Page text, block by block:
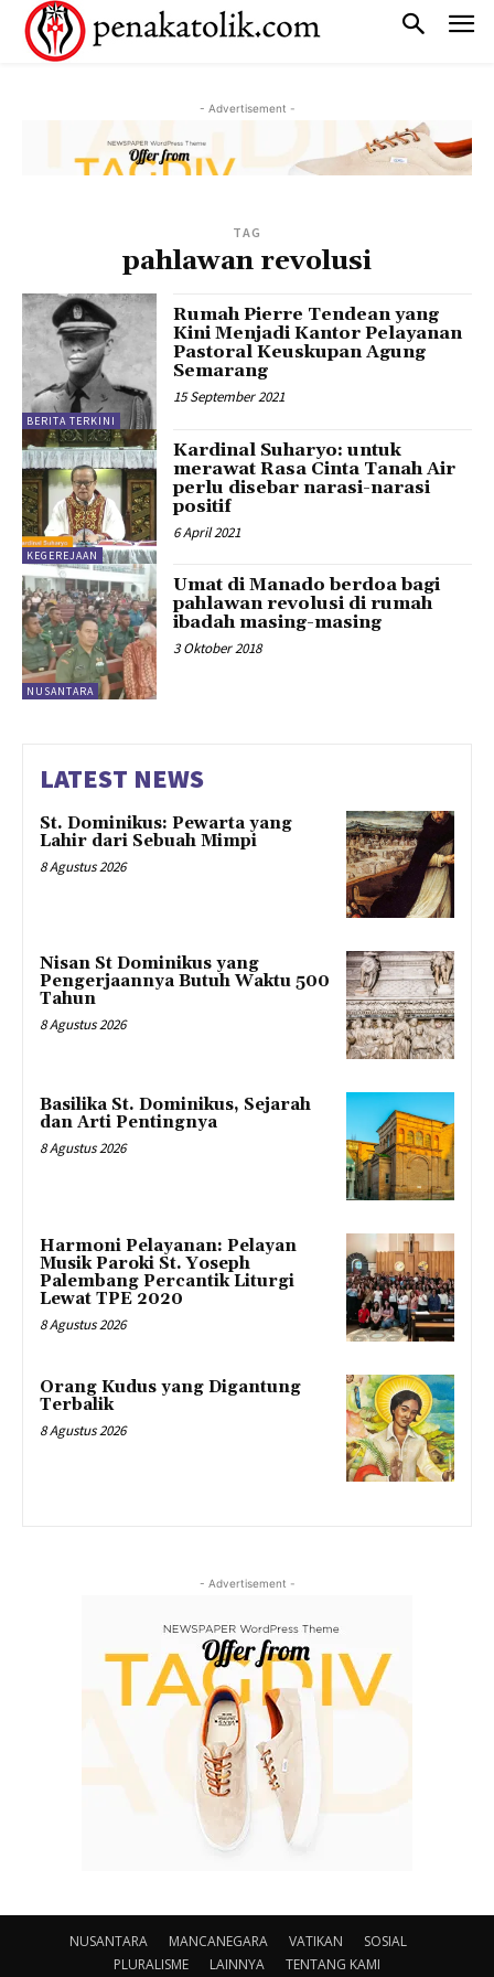
- Advertisement -
TAG
pahlawan revolusi
BERITA TERKINI
Rumah Pierre Tendean yang
Kini Menjadi Kantor Pelayanan
Pastoral Keuskupan Agung
Semarang
15 September 2021
KEGEREJAAN
Kardinal Suharyo: untuk
merawat Rasa Cinta Tanah Air
perlu disebar narasi-narasi
positif
6 April 2021
NUSANTARA
Umat di Manado berdoa bagi
pahlawan revolusi di rumah
ibadah masing-masing
3 Oktober 2018
LATEST NEWS
St. Dominikus: Pewarta yang
Lahir dari Sebuah Mimpi
8 Agustus 2026
Nisan St Dominikus yang
Pengerjaannya Butuh Waktu 500
Tahun
8 Agustus 2026
Basilika St. Dominikus, Sejarah
dan Arti Pentingnya
8 Agustus 2026
Harmoni Pelayanan: Pelayan
Musik Paroki St. Yoseph
Palembang Percantik Liturgi
Lewat TPE 2020
8 Agustus 2026
Orang Kudus yang Digantung
Terbalik
8 Agustus 2026
- Advertisement -
NUSANTARA MANCANEGARA VATIKAN
SOSIAL
PLURALISME
LAINNYA TENTANG KAMI